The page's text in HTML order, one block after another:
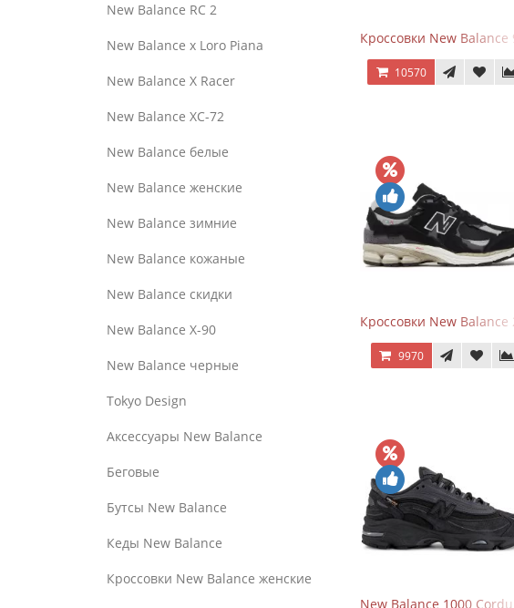
New Balance RC 2
New Balance x Loro Piana
New Balance X Racer
New Balance XC-72
New Balance белые
New Balance женские
New Balance зимние
New Balance кожаные
New Balance скидки
New Balance Х-90
New Balance черные
Tokyo Design
Аксессуары New Balance
Беговые
Бутсы New Balance
Кеды New Balance
Кроссовки New Balance женские
Кроссовки New
10570
Кроссовки New Balance
9970
New Balance 1000